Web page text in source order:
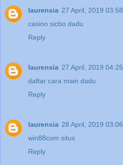
laurensia 27 April, 2019 03:58
casino sicbo dadu
Reply
laurensia 27 April, 2019 04:25
daftar cara main dadu
Reply
laurensia 28 April, 2019 03:06
win88com situs
Reply